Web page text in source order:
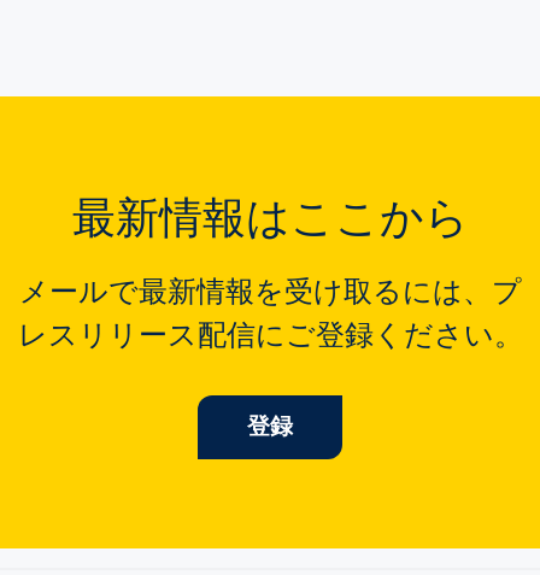
最新情報はここから
メールで最新情報を受け取るには、プ
レスリリース配信にご登録ください。
登録